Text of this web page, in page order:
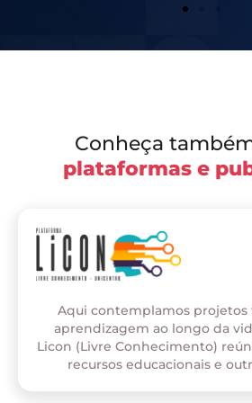
Conheça
plataformas e
Aqui contemplamos projetos
aprendizagem ao longo da
Licon (Livre Conhecimento)
recursos educacionais e